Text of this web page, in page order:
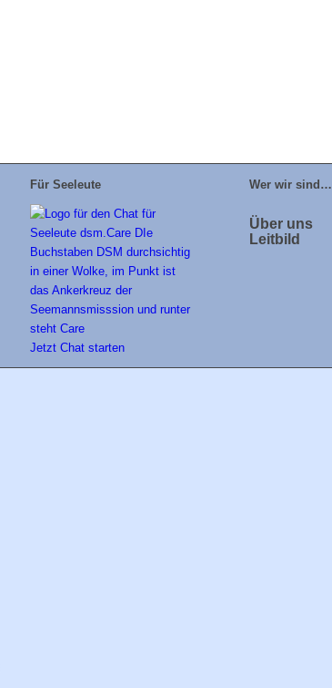
Für Seeleute
Jetzt Chat starten
Wer wir sind…
Über uns
Leitbild